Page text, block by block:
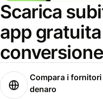
Scarica
app
Compara i
denaro